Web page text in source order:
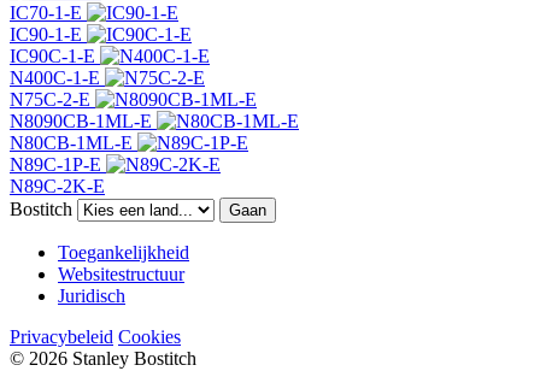
IC70-1-E
IC90-1-E
IC90C-1-E
N400C-1-E
N75C-2-E
N8090CB-1ML-E
N80CB-1ML-E
N89C-1P-E
N89C-2K-E
Bostitch
Gaan
Toegankelijkheid
Websitestructuur
Juridisch
Privacybeleid Cookies
© 2026 Stanley Bostitch